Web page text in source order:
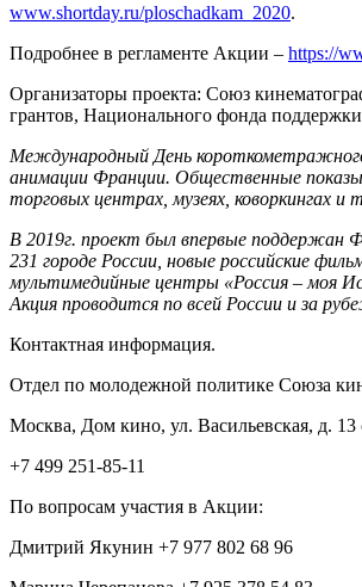
www.shortday.ru/ploschadkam_2020.
Подробнее в регламенте Акции – https://
Организаторы проекта: Союз
грантов, Национального фонда поддержки
Международный День короткометражного
анимации Франции. Общественные
торговых центрах, музеях, коворкингах
В 2019г. проект был впервые поддержан
231 городе России, новые российские
мультимедийные центры «Россия – моя
Акция проводится по всей России и за
Контактная информация.
Отдел по молодежной политике Союза
Москва, Дом кино, ул. Васильевская, д. 13
+7 499 251-85-11
По вопросам участия в Акции:
Дмитрий Якунин +7 977 802 68 96